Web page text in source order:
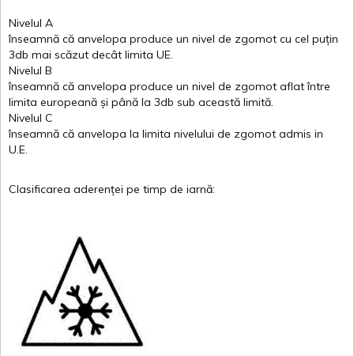
Nivelul A
înseamnă că anvelopa produce un nivel de zgomot cu cel puțin
3db mai scăzut decât limita UE.
Nivelul B
înseamnă că anvelopa produce un nivel de zgomot aflat între
limita europeană și până la 3db sub această limită.
Nivelul C
înseamnă că anvelopa la limita nivelului de zgomot admis in
U.E.
Clasificarea aderenței pe timp de iarnă: